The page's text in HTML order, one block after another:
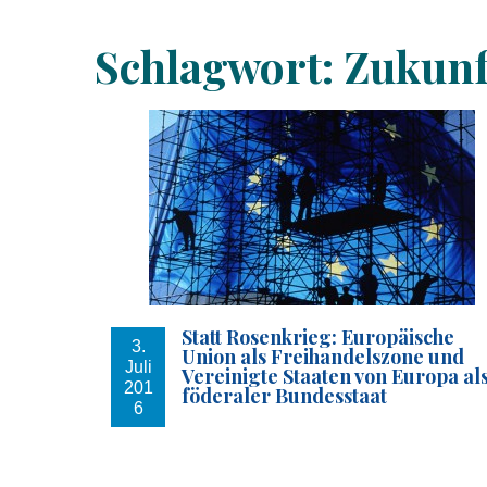
Schlagwort:
3.
Juli
201
6
Statt Rosenkrieg: Europäische
Union als Freihandelszone und
Vereinigte Staaten von Europa
föderaler Bundesstaat